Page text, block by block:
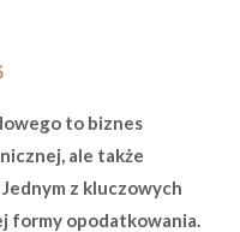
to biznes
ale także
z kluczowych
formy opodatkowania.